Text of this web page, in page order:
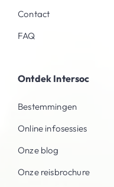
Contact
FAQ
Ontdek Intersoc
Bestemmingen
Online infosessies
Onze blog
Onze reisbrochure